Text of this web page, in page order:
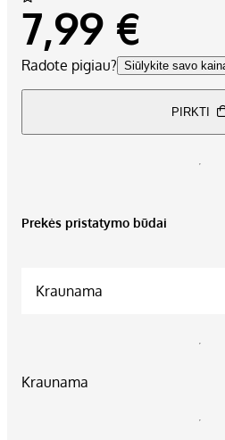
7,99 €
Radote pigiau? Siūlykite savo
PIRKTI
Prekės pristatymo būdai
Kraunama
Kraunama